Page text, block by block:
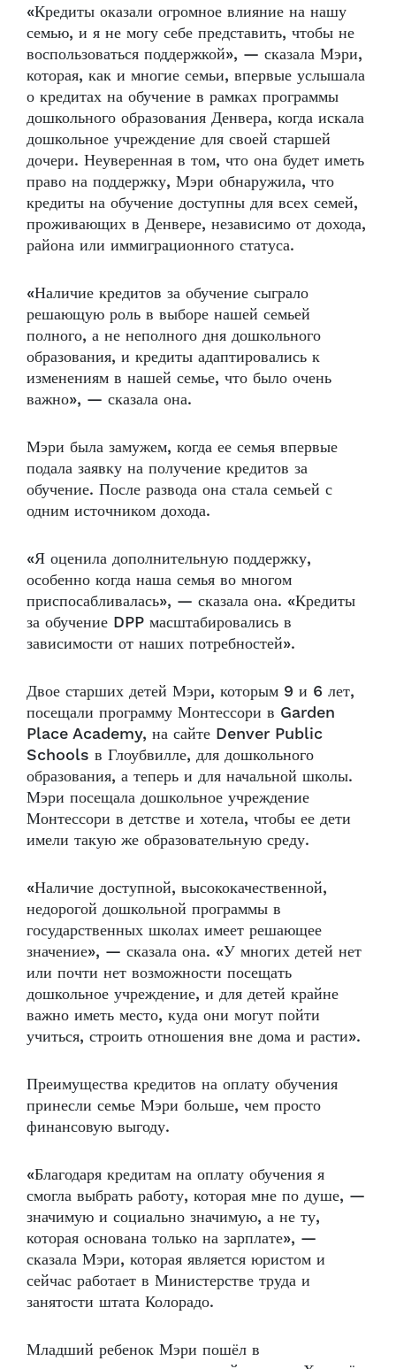
«Кредиты оказали огромное влияние на нашу
семью, и я не могу себе представить, чтобы не
воспользоваться поддержкой», — сказала Мэри,
которая, как и многие семьи, впервые услышала
о кредитах на обучение в рамках программы
дошкольного образования Денвера, когда искала
дошкольное учреждение для своей старшей
дочери. Неуверенная в том, что она будет иметь
право на поддержку, Мэри обнаружила, что
кредиты на обучение доступны для всех семей,
проживающих в Денвере, независимо от дохода,
района или иммиграционного статуса.
«Наличие кредитов за обучение сыграло
решающую роль в выборе нашей семьей
полного, а не неполного дня дошкольного
образования, и кредиты адаптировались к
изменениям в нашей семье, что было очень
важно», — сказала она.
Мэри была замужем, когда ее семья впервые
подала заявку на получение кредитов за
обучение. После развода она стала семьей с
одним источником дохода.
«Я оценила дополнительную поддержку,
особенно когда наша семья во многом
приспосабливалась», — сказала она. «Кредиты
за обучение DPP масштабировались в
зависимости от наших потребностей».
Двое старших детей Мэри, которым 9 и 6 лет,
посещали программу Монтессори в Garden
Place Academy, на сайте Denver Public
Schools в Глоубвилле, для дошкольного
образования, а теперь и для начальной школы.
Мэри посещала дошкольное учреждение
Монтессори в детстве и хотела, чтобы ее дети
имели такую же образовательную среду.
«Наличие доступной, высококачественной,
недорогой дошкольной программы в
государственных школах имеет решающее
значение», — сказала она. «У многих детей нет
или почти нет возможности посещать
дошкольное учреждение, и для детей крайне
важно иметь место, куда они могут пойти
учиться, строить отношения вне дома и расти».
Преимущества кредитов на оплату обучения
принесли семье Мэри больше, чем просто
финансовую выгоду.
«Благодаря кредитам на оплату обучения я
смогла выбрать работу, которая мне по душе, —
значимую и социально значимую, а не ту,
которая основана только на зарплате», —
сказала Мэри, которая является юристом и
сейчас работает в Министерстве труда и
занятости штата Колорадо.
Младший ребенок Мэри пошёл в